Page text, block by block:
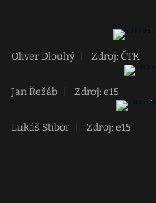
Oliver Dlouhý Zdroj: ČTK
Jan Řežáb Zdroj: e15
Lukáš Stibor Zdroj: e15